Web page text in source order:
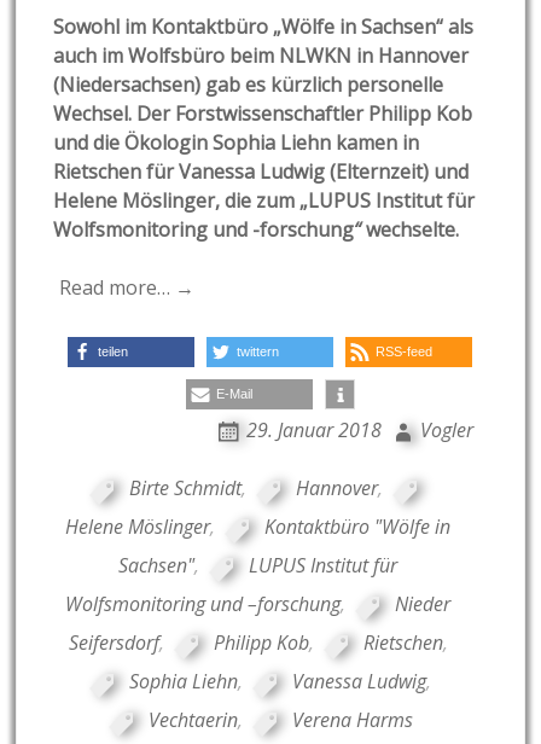
Sowohl im Kontaktbüro „Wölfe in Sachsen“ als
auch im Wolfsbüro beim NLWKN in Hannover
(Niedersachsen) gab es kürzlich personelle
Wechsel. Der Forstwissenschaftler Philipp Kob
und die Ökologin Sophia Liehn kamen in
Rietschen für Vanessa Ludwig (Elternzeit) und
Helene Möslinger, die zum „LUPUS Institut für
Wolfsmonitoring und -forschung“wechselte.
Read more… →
teilen twittern RSS-feed
E-Mail
29. Januar 2018 Vogler
Birte Schmidt, Hannover,
Helene Möslinger,
Kontaktbüro "Wölfe in
Sachsen",
LUPUS Institut für
Wolfsmonitoring und –forschung,
Nieder
Seifersdorf, Philipp Kob, Rietschen,
Sophia Liehn, Vanessa Ludwig,
Vechtaerin, Verena Harms